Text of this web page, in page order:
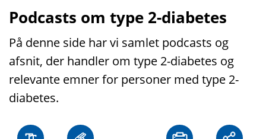
Podcasts om type 2-diabetes
På denne side har vi samlet podcasts og
afsnit, der handler om type 2-diabetes og
relevante emner for personer med type 2-
diabetes.